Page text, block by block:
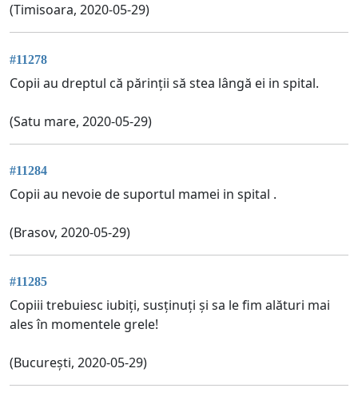
(Timisoara, 2020-05-29)
#11278
Copii au dreptul că părinții să stea lângă ei in spital.
(Satu mare, 2020-05-29)
#11284
Copii au nevoie de suportul mamei in spital .
(Brasov, 2020-05-29)
#11285
Copiii trebuiesc iubiți, susținuți și sa le fim alături mai
ales în momentele grele!
(București, 2020-05-29)